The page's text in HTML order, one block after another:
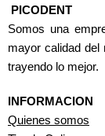
PICODENT
Somos una
mayor calidad
trayendo lo mejor.
INFORMACION
Quienes somos